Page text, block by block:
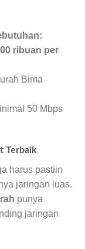
ribuan per
Bima
50 Mbps
Terbaik
harus pastiin
jaringan luas.
punya
jaringan